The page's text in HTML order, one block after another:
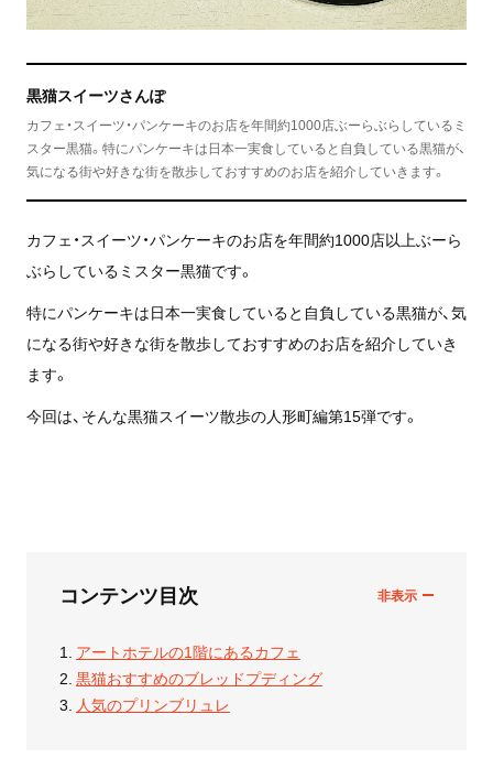
黒猫スイーツさんぽ
カフェ・スイーツ・パンケーキのお店を年間約1000店ぶーらぶらしているミ
スター黒猫。特にパンケーキは日本一実食していると自負している黒猫が、
気になる街や好きな街を散歩しておすすめのお店を紹介していきます。
カフェ・スイーツ・パンケーキのお店を年間約1000店以上ぶーら
ぶらしているミスター黒猫です。
特にパンケーキは日本一実食していると自負している黒猫が、気
になる街や好きな街を散歩しておすすめのお店を紹介していき
ます。
今回は、そんな黒猫スイーツ散歩の人形町編第15弾です。
コンテンツ目次
アートホテルの1階にあるカフェ
黒猫おすすめのブレッドプディング
人気のプリンブリュレ